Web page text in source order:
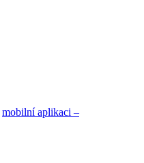
mobilní aplikaci –